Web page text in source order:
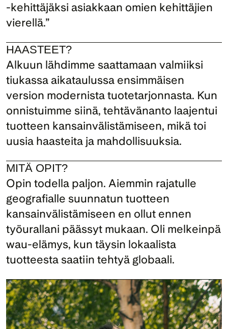
-kehittäjäksi asiakkaan omien kehittäjien
vierellä.”
HAASTEET?
Alkuun lähdimme saattamaan valmiiksi
tiukassa aikataulussa ensimmäisen
version modernista tuotetarjonnasta. Kun
onnistuimme siinä, tehtävänanto laajentui
tuotteen kansainvälistämiseen, mikä toi
uusia haasteita ja mahdollisuuksia.
MITÄ OPIT?
Opin todella paljon. Aiemmin rajatulle
geografialle suunnatun tuotteen
kansainvälistämiseen en ollut ennen
työurallani päässyt mukaan. Oli melkeinpä
wau-elämys, kun täysin lokaalista
tuotteesta saatiin tehtyä globaali.